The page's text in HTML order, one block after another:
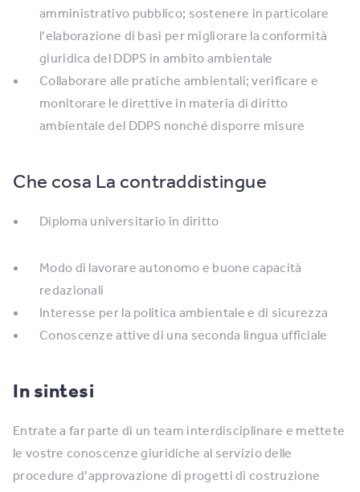
amministrativo pubblico; sostenere in particolare
l’elaborazione di basi per migliorare la conformità
giuridica del DDPS in ambito ambientale
Collaborare alle pratiche ambientali; verificare e
monitorare le direttive in materia di diritto
ambientale del DDPS nonché disporre misure
Che cosa La contraddistingue
Diploma universitario in diritto
Modo di lavorare autonomo e buone capacità
redazionali
Interesse per la politica ambientale e di sicurezza
Conoscenze attive di una seconda lingua ufficiale
In sintesi
Entrate a far parte di un team interdisciplinare e mettete
le vostre conoscenze giuridiche al servizio delle
procedure d’approvazione di progetti di costruzione